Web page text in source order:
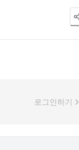
로그인하기